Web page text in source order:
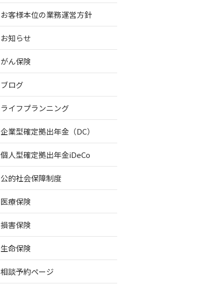
お客様本位の業務運営方針
お知らせ
がん保険
ブログ
ライフプランニング
企業型確定拠出年金（DC）
個人型確定拠出年金iDeCo
公的社会保障制度
医療保険
損害保険
生命保険
相談予約ページ